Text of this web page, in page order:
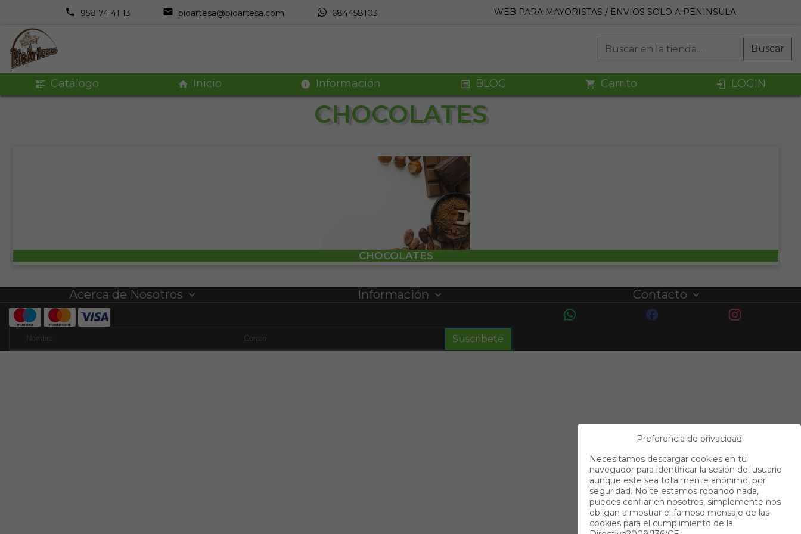
958 74 41 13 bioartesa@bioartesa.com 684458103 WEB PARA MAYORISTAS / ENVIOS SOLO A PENINSULA
Buscar
Catálogo Inicio Información BLOG Carrito LOGIN
CHOCOLATES
CHOCOLATES
Acerca de Nosotros Información Contacto
Suscribete
Preferencia de privacidad
Necesitamos descargar cookies en tu
navegador para identificar la sesión del usuario
aunque este sea totalmente anónimo, por
seguridad. No te estamos robando nada,
puedes confiar en nosotros, simplemente nos
obligan a mostrar el famoso mensaje de las
cookies para el cumplimiento de la